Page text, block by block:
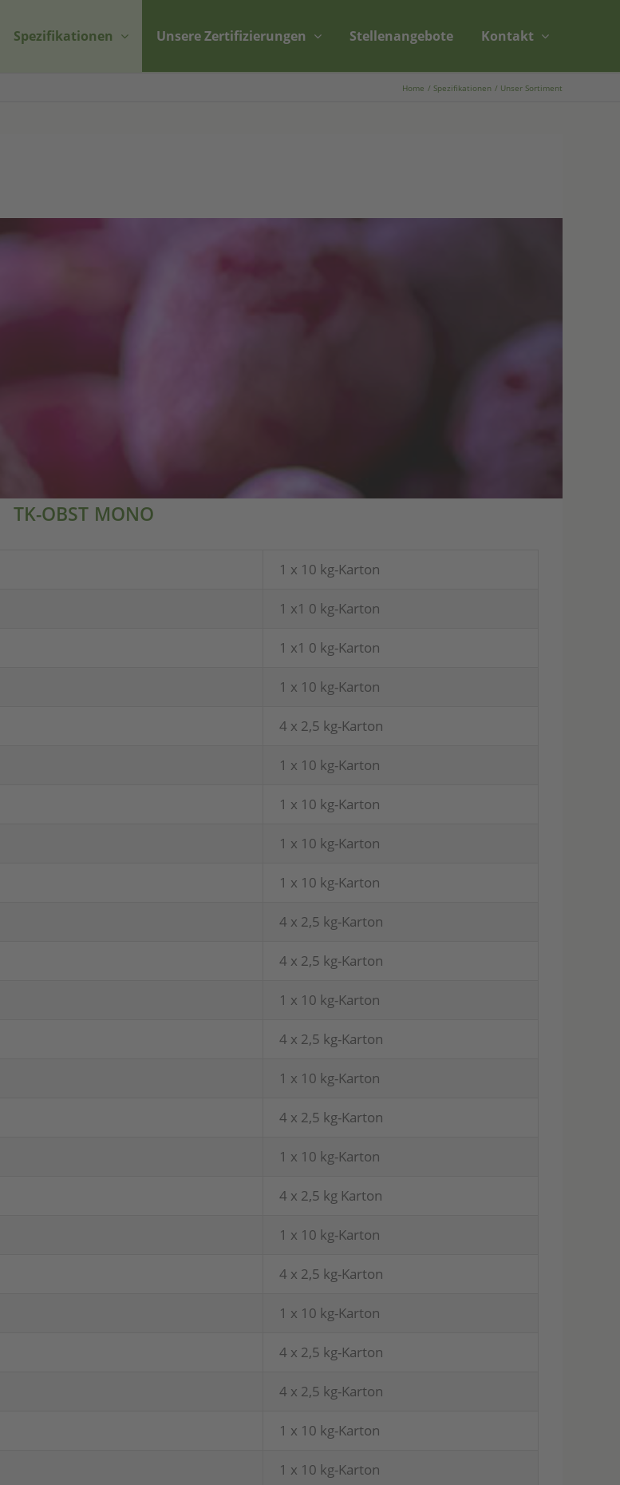
Spezifikationen Unsere Zertifizierungen Stellenangebote Kontakt
Home Spezifikationen Unser Sortiment
TK-OBST MONO
1 x 10 kg-Karton
1 x1 0 kg-Karton
1 x1 0 kg-Karton
1 x 10 kg-Karton
4 x 2,5 kg-Karton
1 x 10 kg-Karton
1 x 10 kg-Karton
1 x 10 kg-Karton
1 x 10 kg-Karton
4 x 2,5 kg-Karton
4 x 2,5 kg-Karton
1 x 10 kg-Karton
4 x 2,5 kg-Karton
1 x 10 kg-Karton
4 x 2,5 kg-Karton
1 x 10 kg-Karton
4 x 2,5 kg Karton
1 x 10 kg-Karton
4 x 2,5 kg-Karton
1 x 10 kg-Karton
4 x 2,5 kg-Karton
4 x 2,5 kg-Karton
1 x 10 kg-Karton
1 x 10 kg-Karton